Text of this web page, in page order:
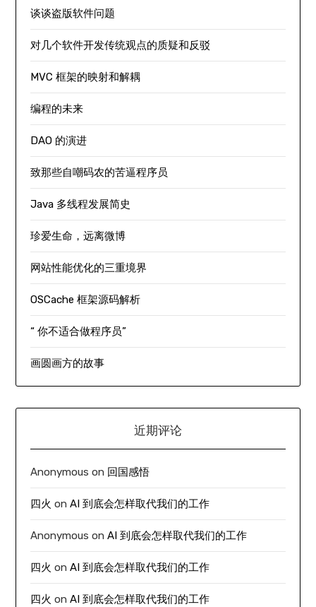
谈谈盗版软件问题
对几个软件开发传统观点的质疑和反驳
MVC 框架的映射和解耦
编程的未来
DAO 的演进
致那些自嘲码农的苦逼程序员
Java 多线程发展简史
珍爱生命，远离微博
网站性能优化的三重境界
OSCache 框架源码解析
“ 你不适合做程序员”
画圆画方的故事
近期评论
Anonymous on 回国感悟
四火 onAI 到底会怎样取代我们的工作
Anonymous onAI 到底会怎样取代我们的工作
四火 onAI 到底会怎样取代我们的工作
四火 onAI 到底会怎样取代我们的工作